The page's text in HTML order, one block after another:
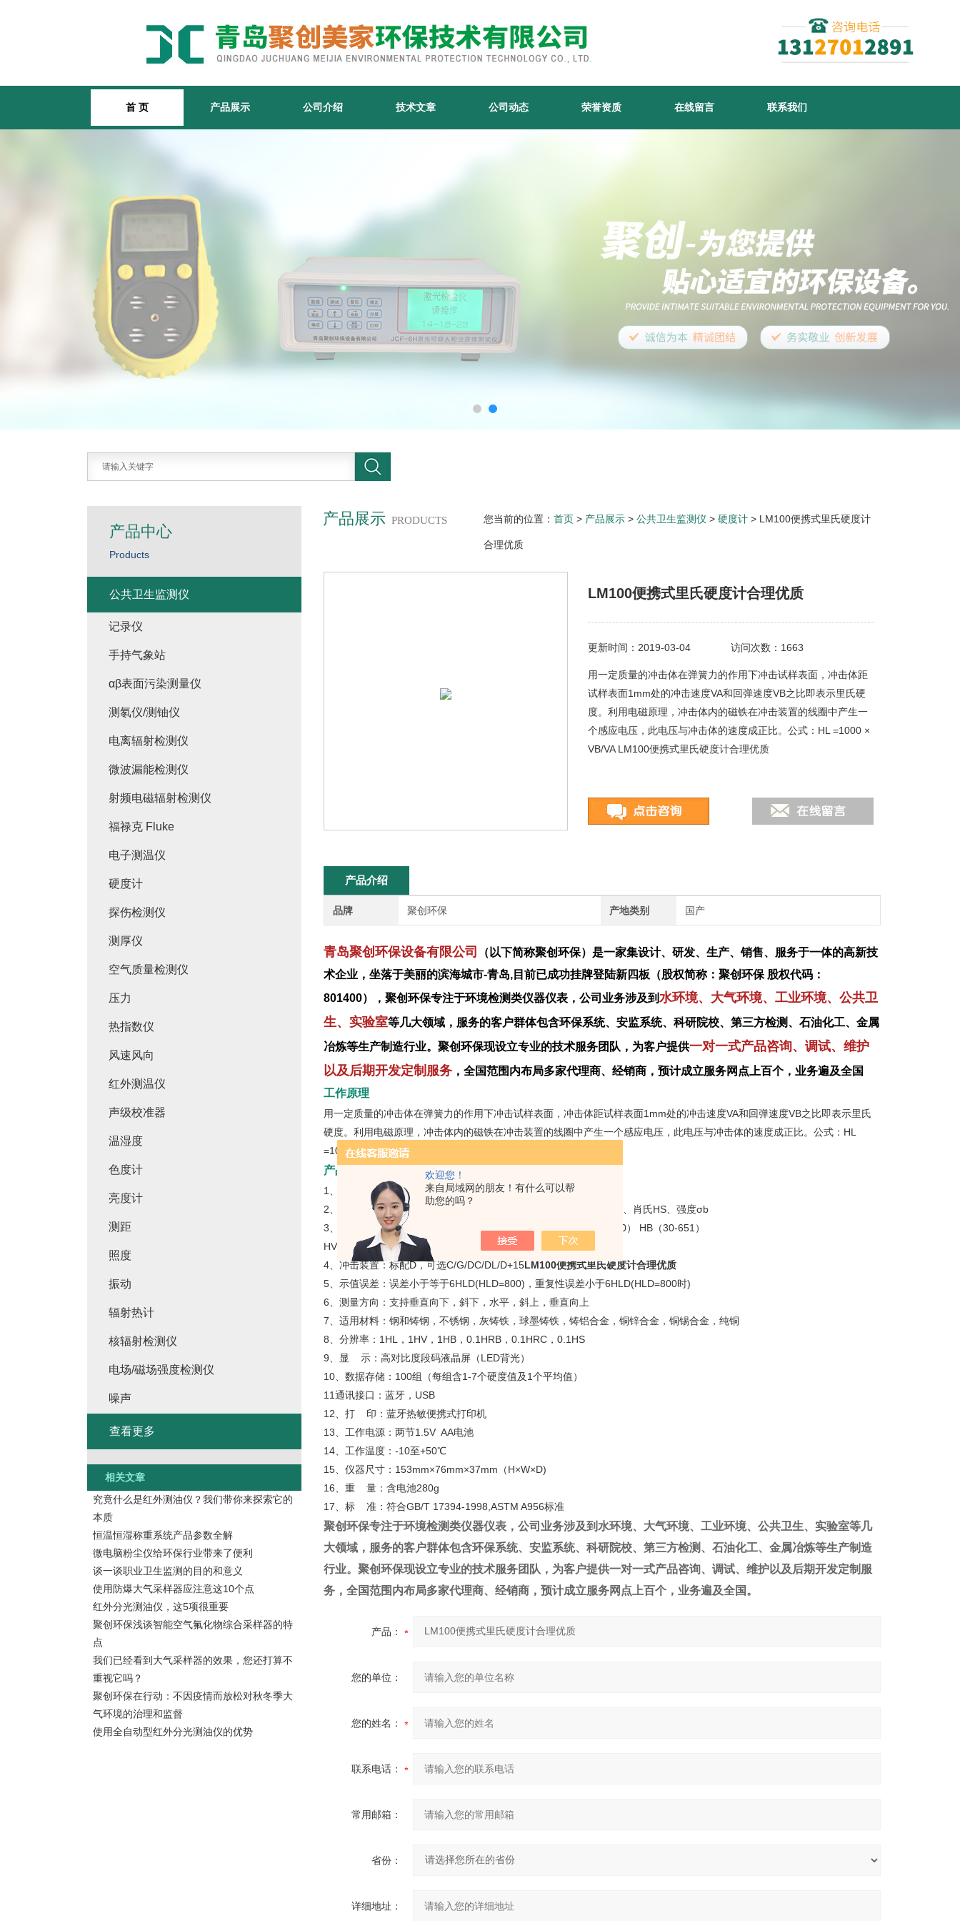
欢迎您！
来自局域网的朋友！有什么可以帮
助您的吗？
首 页 产品展示 公司介绍 技术文章 公司动态 荣誉资质 在线留言 联系我们
产品展示 PRODUCTS 您当前的位置： 首页 > 产品展示 > 公共卫生监测仪 > 硬度计 > LM100便携式里氏硬度计
合理优质
LM100便携式里氏硬度计合理优质
更新时间：2019-03-04 访问次数：1663
用一定质量的冲击体在弹簧力的作用下冲击试样表面，冲击体距
试样表面1mm处的冲击速度VA和回弹速度VB之比即表示里氏硬
度。利用电磁原理，冲击体内的磁铁在冲击装置的线圈中产生一
个感应电压，此电压与冲击体的速度成正比。公式：HL =1000 ×
VB/VA LM100便携式里氏硬度计合理优质
产品介绍
品牌 聚创环保 产地类别 国产
青岛聚创环保设备有限公司
（以下简称聚创环保）是一家集设计、研发、生产、销售、服务于一体的高新技
术企业，坐落于美丽的滨海城市-青岛,目前已成功挂牌登陆新四板（股权简称：聚创环保 股权代码：
801400），聚创环保专注于环境检测类仪器仪表，公司业务涉及到水环境、大气环境、工业环境、公共卫
生、实验室等几大领域，服务的客户群体包含环保系统、安监系统、科研院校、第三方检测、石油化工、金属
冶炼等生产制造行业。聚创环保现设立专业的技术服务团队，为客户提供一对一式产品咨询、调试、维护
以及后期开发定制服务 ，全国范围内布局多家代理商、经销商，预计成立服务网点上百个，业务遍及全国
工作原理
用一定质量的冲击体在弹簧力的作用下冲击试样表面，冲击体距试样表面1mm处的冲击速度VA和回弹速度VB之比即表示里氏
硬度。利用电磁原理，冲击体内的磁铁在冲击装置的线圈中产生一个感应电压，此电压与冲击体的速度成正比。公式：HL
=1000 × VB/VALM100便携式里氏硬度计合理优质
产品参数
1、测量方法：里氏硬度测量方法
2、硬度制式：里氏HL、 布氏HB、 洛氏HRB、 洛氏HRC、维氏HV、肖氏HS、强度σb
3、测量范围：HLD（200-960） HRC（19.8-68.5）HRB（13.5-100） HB（30-651）
HV（80-976） HS（26.4-99.5）σb（375-2639）
4、冲击装置：标配D，可选C/G/DC/DL/D+15LM100便携式里氏硬度计合理优质
5、示值误差：误差小于等于6HLD(HLD=800)，重复性误差小于6HLD(HLD=800时)
6、测量方向：支持垂直向下，斜下，水平，斜上，垂直向上
7、适用材料：钢和铸钢，不锈钢，灰铸铁，球墨铸铁，铸铝合金，铜锌合金，铜锡合金，纯铜
8、分辨率：1HL，1HV，1HB，0.1HRB，0.1HRC，0.1HS
9、显 示：高对比度段码液晶屏（LED背光）
10、数据存储：100组（每组含1-7个硬度值及1个平均值）
11通讯接口：蓝牙，USB
12、打 印：蓝牙热敏便携式打印机
13、工作电源：两节1.5V AA电池
14、工作温度：-10至+50℃
15、仪器尺寸：153mm×76mm×37mm（H×W×D)
16、重 量：含电池280g
17、标 准：符合GB/T 17394-1998,ASTM A956标准
聚创环保专注于环境检测类仪器仪表，公司业务涉及到水环境、大气环境、工业环境、公共卫生、实验室等几
大领域，服务的客户群体包含环保系统、安监系统、科研院校、第三方检测、石油化工、金属冶炼等生产制造
行业。聚创环保现设立专业的技术服务团队，为客户提供一对一式产品咨询、调试、维护以及后期开发定制服
务，全国范围内布局多家代理商、经销商，预计成立服务网点上百个，业务遍及全国。
产品：
您的单位：
您的姓名：
联系电话：
常用邮箱：
省份：
详细地址：
产品中心
Products
公共卫生监测仪
记录仪
手持气象站
αβ表面污染测量仪
测氡仪/测铀仪
电离辐射检测仪
微波漏能检测仪
射频电磁辐射检测仪
福禄克 Fluke
电子测温仪
硬度计
探伤检测仪
测厚仪
空气质量检测仪
压力
热指数仪
风速风向
红外测温仪
声级校准器
温湿度
色度计
亮度计
测距
照度
振动
辐射热计
核辐射检测仪
电场/磁场强度检测仪
噪声
查看更多
相关文章
究竟什么是红外测油仪？我们带你来探索它的
本质
恒温恒湿称重系统产品参数全解
微电脑粉尘仪给环保行业带来了便利
谈一谈职业卫生监测的目的和意义
使用防爆大气采样器应注意这10个点
红外分光测油仪，这5项很重要
聚创环保浅谈智能空气氟化物综合采样器的特
点
我们已经看到大气采样器的效果，您还打算不
重视它吗？
聚创环保在行动：不因疫情而放松对秋冬季大
气环境的治理和监督
使用全自动型红外分光测油仪的优势